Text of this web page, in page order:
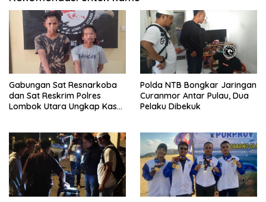
Gabungan Sat Resnarkoba
dan Sat Reskrim Polres
Lombok Utara Ungkap Kasus
Polda NTB Bongkar Jaringan
Curanmor Antar Pulau, Dua
Pelaku Dibekuk